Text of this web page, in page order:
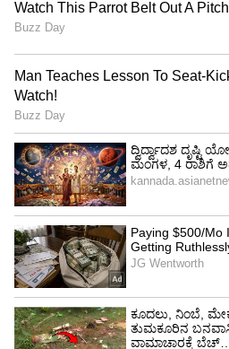
ಅರ್ಜಿಯಲ್ಲಿ ವ್ಯಕ್ತಪಡಿಸಲಾಗಿದೆ.